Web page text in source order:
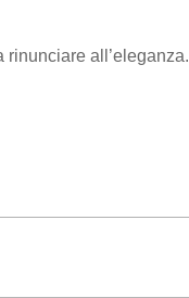
rinunciare all’eleganza.